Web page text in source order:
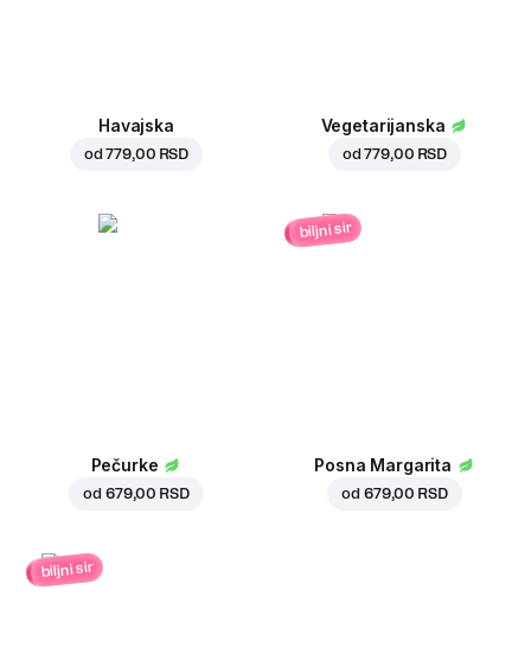
Havajska
od779,00 RSD
Vegetarijanska
od779,00 RSD
Pečurke
od 679,00 RSD
biljni sir
Posna Margarita
od 679,00 RSD
biljni sir